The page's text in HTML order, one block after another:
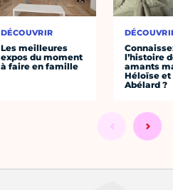
DÉCOUVRIR
Les meilleures
expos du moment
à faire en famille
l’histoire
amants
Héloïse et
Abélard ?